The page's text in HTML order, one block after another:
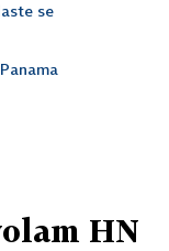
se
HN